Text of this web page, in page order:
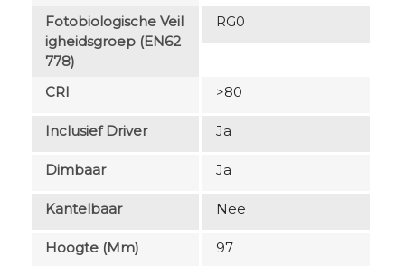
Fotobiologische Veil
Igheidsgroep (EN62
778)
RG0
CRI >80
Inclusief Driver Ja
Dimbaar Ja
Kantelbaar Nee
Hoogte (mm) 97